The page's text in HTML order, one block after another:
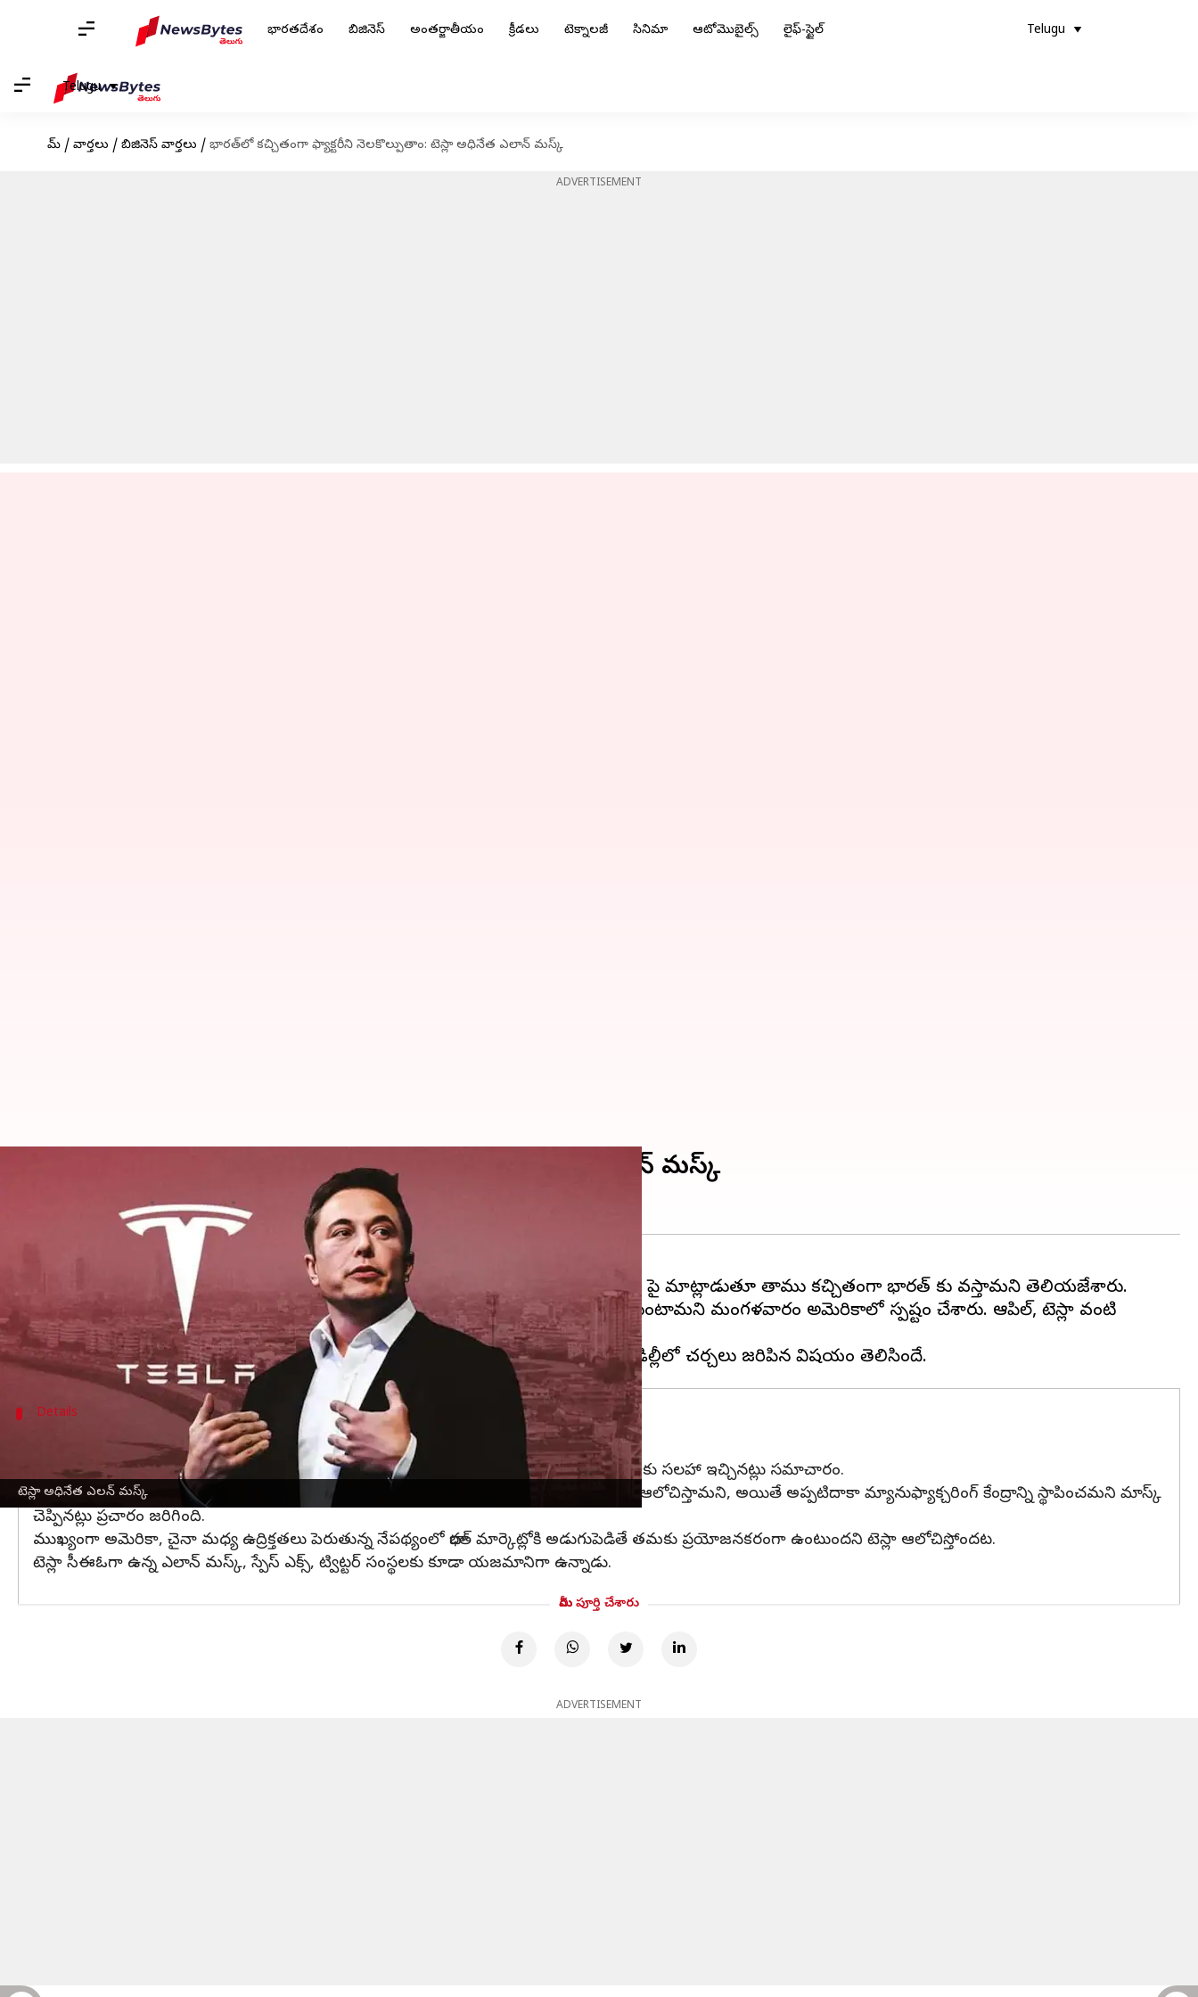
భారతదేశం బిజినెస్ అంతర్జాతీయం క్రీడలు టెక్నాలజీ సినిమా ఆటోమొబైల్స్ లైఫ్-స్టైల్ Telugu
Telugu
హోమ్ / వార్తలు / బిజినెస్ వార్తలు / భారత్‌లో కచ్చితంగా ఫ్యాక్టరీని నెలకొల్పుతాం: టెస్లా అధినేత ఎలాన్ మస్క్
ADVERTISEMENT
టెస్లా అధినేత ఎలన్ మస్క్
భారత్‌లో కచ్చితంగా ఫ్యాక్టరీని నెలకొల్పుతాం: టెస్లా అధినేత ఎలాన్ మస్క్
Jayachandra Akuri May 24, 2023
ఎలక్ట్రిక్ వాహనాల దిగ్గజం టెస్లా అధినేత ఎలాన్ మస్క్భారత్ లో ఫ్యాక్టరీ నెలకొల్పే అవకాశాల పై మాట్లాడుతూ తాము కచ్చితంగా భారత్ కు వస్తామని తెలియజేశారు.
భారత్ లో ఎక్కడ ఫ్యాక్టరీ ప్రారంభిస్తామనే విషయం పై ఈ ఏడాది చివరిలోగా నిర్ణయం తీసుకుంటామని మంగళవారం అమెరికాలో స్పష్టం చేశారు. ఆపిల్, టెస్లా వంటి
కంపెనీలు ఇప్పుడు భారత్ వైపు చూస్తున్నాయన్నారు.
Details
భారత్ లో అడుగుపెట్టేందుకు టెస్లా ముందంజ
భారత్ లో ఎలక్ట్రిక్ వాహనాలను విక్రయించే ఆలోచన ఉంటేనే ప్లాంట్ స్థాపించాలని కేంద్రం ఇదివరకే టెస్లాకు సలహా ఇచ్చినట్లు సమాచారం.
అయితే మొదట కార్లను విక్రయించడం, సర్వీస్ కు అనుమతిస్తేనే తాము ప్లాంట్ నెలకొల్పే విషయంపై ఆలోచిస్తామని, అయితే అప్పటిదాకా మ్యానుఫ్యాక్చరింగ్ కేంద్రాన్ని స్థాపించమని మాస్క్
చెప్పినట్లు ప్రచారం జరిగింది.
ముఖ్యంగా అమెరికా, చైనా మధ్య ఉద్రిక్తతలు పెరుతున్న నేపథ్యంలో భారత్ మార్కెట్లోకి అడుగుపెడితే తమకు ప్రయోజనకరంగా ఉంటుందని టెస్లా ఆలోచిస్తోందట.
టెస్లా సీఈఓగా ఉన్న ఎలాన్ మస్క్, స్పేస్ ఎక్స్, ట్విట్టర్ సంస్థలకు కూడా యజమానిగా ఉన్నాడు.
మీరు పూర్తి చేశారు
ADVERTISEMENT